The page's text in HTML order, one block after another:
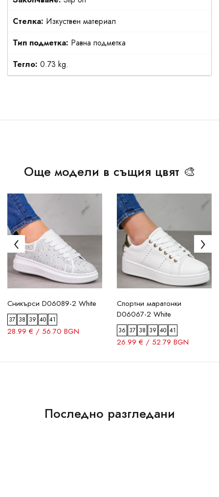
Стелка: Изкуствен материал
Тип подметка: Равна подметка
Тегло: 0.73 kg.
Още модели в същия цвят 🎨
Сникърси D06089-2 White
37 38 39 40 41
28.99 € / 56.70 BGN
Спортни маратонки
D06067-2 White
36 37 38 39 40 41
26.99 € / 52.79 BGN
Последно разгледани